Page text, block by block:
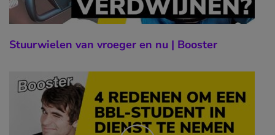
Stuurwielen van vroeger en nu | Booster